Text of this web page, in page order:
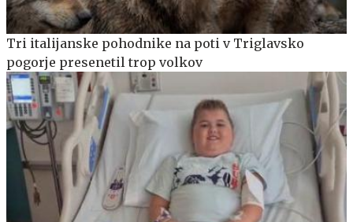
Tri italijanske pohodnike na poti v Triglavsko
pogorje presenetil trop volkov